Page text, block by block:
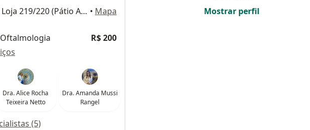
Alcantara - 2° Piso Loja 219/220 (Pátio Alcântara), São Gonçalo • Mapa
R$ 200
Dra. Alice Rocha
Teixeira Netto
Dra. Amanda Mussi
Rangel
(5)
Mostrar perfil